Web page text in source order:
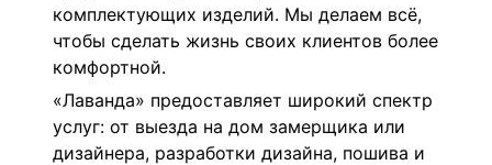
комплектующих изделий. Мы делаем всё,
чтобы сделать жизнь своих клиентов более
комфортной.
«Лаванда» предоставляет широкий спектр
услуг: от выезда на дом замерщика или
дизайнера, разработки дизайна, пошива и